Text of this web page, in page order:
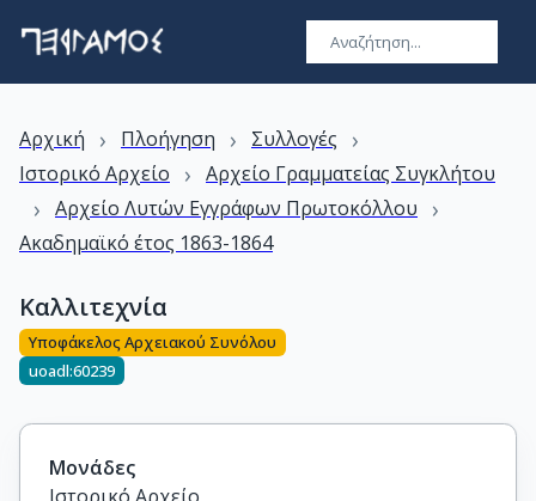
Αρχική › Πλοήγηση › Συλλογές ›
Ιστορικό Αρχείο › Αρχείο Γραμματείας Συγκλήτου
› Αρχείο Λυτών Εγγράφων Πρωτοκόλλου ›
Ακαδημαϊκό έτος 1863-1864
Καλλιτεχνία
Υποφάκελος Αρχειακού Συνόλου
uoadl:60239
Μονάδες